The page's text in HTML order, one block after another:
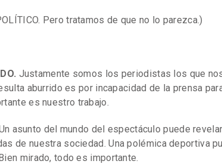
Pero tratamos de que no lo parezca.)
Justamente somos los periodistas los que
aburrido es por incapacidad de la prensa
es nuestro trabajo.
Un asunto del mundo del espectáculo puede
de nuestra sociedad. Una polémica deportiva
mirado, todo es importante.